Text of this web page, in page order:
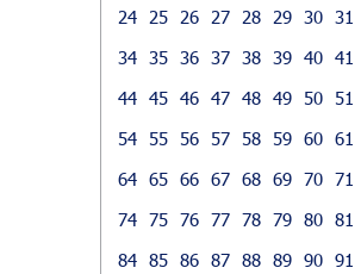
24
25 26 27 28 29 30 31
34 35 36 37 38 39 40 41
44 45 46 47 48 49 50 51
54 55 56 57 58 59 60 61
64 65 66 67 68 69 70 71
74 75 76 77 78 79 80 81
84 85 86 87 88 89 90 91